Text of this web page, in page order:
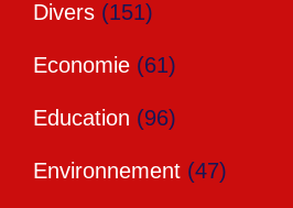
Divers (151)
Economie (61)
Education (96)
Environnement (47)